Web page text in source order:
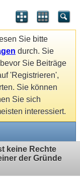
Sie bitte
durch. Sie
Sie Beiträge
'Registrieren',
Sie können
Sie sich
interessiert.
keine Rechte
der Gründe